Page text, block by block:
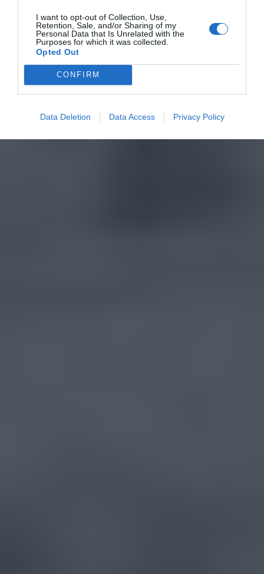
I want to opt-out of Collection, Use,
Retention, Sale, and/or Sharing of my
Personal Data that Is Unrelated with the
Purposes for which it was collected.
Opted Out
CONFIRM
Data Deletion Data Access Privacy Policy